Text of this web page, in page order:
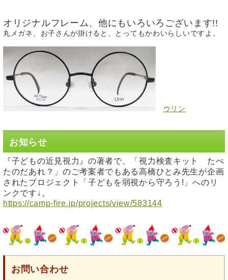
オリジナルフレーム、他にもいろいろございます!!
丸メガネ、お子さんが掛けると、とってもかわいらしいですよ。
ウリン
お知らせ
『子どもの近見視力』の著者で、「視力検査キット たべ
たのだあれ？」のご考案者でもある高橋ひとみ先生が企画
されたプロジェクト「子どもを弱視から守ろう!」へのリ
ンクです↓。
https://camp-fire.jp/projects/view/583144
お問い合わせ